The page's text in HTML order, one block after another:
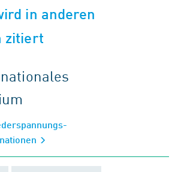
in anderen
zitiert